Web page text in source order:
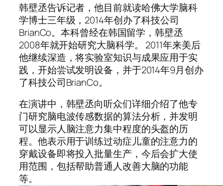
韩壁丞告诉记者，他目前就读哈佛大学脑科
学博士三年级，2014年创办了科技公司
BrianCo。本科曾经在韩国留学，韩壁丞
2008年就开始研究大脑科学。 2011年来美后
他继续深造，将实验室知识与成果应用于实
践，开始尝试发明设备，并于2014年9月创办
了科技公司BrianCo。
在演讲中，韩壁丞向听众们详细介绍了他专
门研究脑电波传感数据的算法分析，并发明
可以显示人脑注意力集中程度的头盔的历
程。他表示用于训练过动症儿童的注意力的
穿戴设备即将投入批量生产，今后会扩大使
用范围，包括帮助普通人改善大脑的功能
等。